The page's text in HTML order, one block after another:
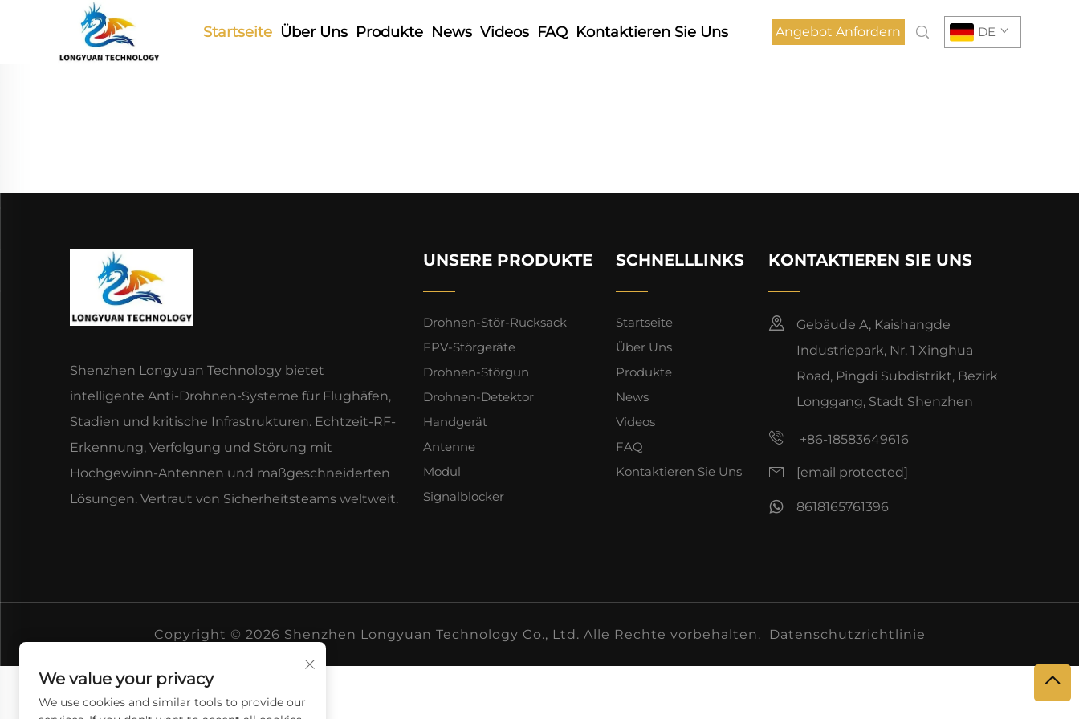
Startseite Über Uns Produkte News Videos FAQ Kontaktieren Sie Uns Angebot Anfordern DE
Shenzhen Longyuan Technology bietet
intelligente Anti-Drohnen-Systeme für Flughäfen,
Stadien und kritische Infrastrukturen. Echtzeit-RF-
Erkennung, Verfolgung und Störung mit
Hochgewinn-Antennen und maßgeschneiderten
Lösungen. Vertraut von Sicherheitsteams weltweit.
UNSERE PRODUKTE
Drohnen-Stör-Rucksack
FPV-Störgeräte
Drohnen-Störgun
Drohnen-Detektor
Handgerät
Antenne
Modul
Signalblocker
SCHNELLLINKS
Startseite
Über Uns
Produkte
News
Videos
FAQ
Kontaktieren Sie Uns
KONTAKTIEREN SIE UNS
Gebäude A, Kaishangde
Industriepark, Nr. 1 Xinghua
Road, Pingdi Subdistrikt, Bezirk
Longgang, Stadt Shenzhen
+86-18583649616
[email protected]
8618165761396
Copyright © 2026 Shenzhen Longyuan Technology Co., Ltd. Alle Rechte vorbehalten. Datenschutzrichtlinie
We value your privacy
We use cookies and similar tools to provide our